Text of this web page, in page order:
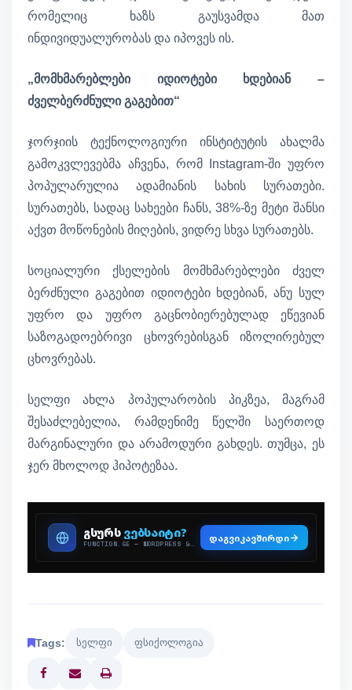
რომელიც ხაზს გაუსვამდა მათ
ინდივიდუალურობას და იპოვეს ის.
„მომხმარებლები იდიოტები ხდებიან –
ძველბერძნული გაგებით“
ჯორჯიის ტექნოლოგიური ინსტიტუტის ახალმა
გამოკვლევებმა აჩვენა, რომ Instagram-ში უფრო
პოპულარულია ადამიანის სახის სურათები.
სურათებს, სადაც სახეები ჩანს, 38%-ზე მეტი შანსი
აქვთ მოწონების მიღების, ვიდრე სხვა სურათებს.
სოციალური ქსელების მომხმარებლები ძველ
ბერძნული გაგებით იდიოტები ხდებიან, ანუ სულ
უფრო და უფრო გაცნობიერებულად ეწევიან
საზოგადოებრივი ცხოვრებისგან იზოლირებულ
ცხოვრებას.
სელფი ახლა პოპულარობის პიკზეა, მაგრამ
შესაძლებელია, რამდენიმე წელში საერთოდ
მარგინალური და არამოდური გახდეს. თუმცა, ეს
ჯერ მხოლოდ ჰიპოტეზაა.
Tags: სელფი ფსიქოლოგია
Print